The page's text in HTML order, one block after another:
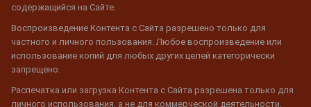
содержащийся на Сайте.
Воспроизведение Контента с Сайта разрешено только для
частного и личного пользования. Любое воспроизведение или
использование копий для любых других целей категорически
запрещено.
Распечатка или загрузка Контента с Сайта разрешена только для
личного использования, а не для коммерческой деятельности.